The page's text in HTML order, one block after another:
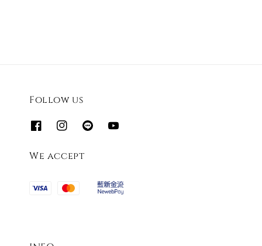
Follow us
We accept